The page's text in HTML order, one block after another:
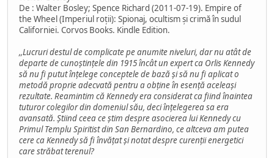
De : Walter Bosley; Spence Richard (2011-07-19). Empire of
the Wheel (Imperiul roții): Spionaj, ocultism și crimă în sudul
Californiei. Corvos Books. Kindle Edition.
,,Lucruri destul de complicate pe anumite niveluri, dar nu atât de
departe de cunoștințele din 1915 încât un expert ca Orlis Kennedy
să nu fi putut înțelege conceptele de bază și să nu fi aplicat o
metodă proprie adecvată pentru a obține în esență aceleași
rezultate. Reamintim că Kennedy era considerat ca fiind înaintea
tuturor colegilor din domeniul său, deci înțelegerea sa era
avansată. Știind ceea ce știm despre asocierea lui Kennedy cu
Primul Templu Spiritist din San Bernardino, ce altceva am putea
cere ca Kennedy să fi învățat și notat despre curenții energetici
care străbat terenul?